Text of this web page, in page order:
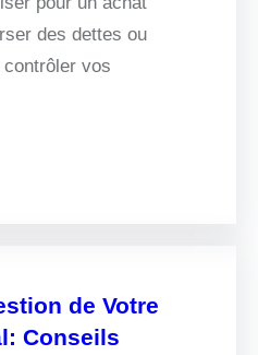
des dettes ou
vos
de Votre
Conseils